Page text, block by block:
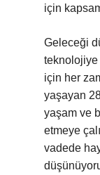
için
Geleceği
teknolojiye
için her
yaşayan
yaşam ve
etmeye
vadede